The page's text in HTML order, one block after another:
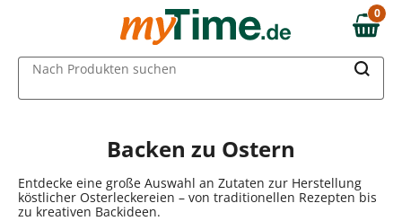
Zum Hauptinhalt springen
Zur Navigation springen
Zur Suche springen
0,00 €
0
Nach Produkten suchen
Backen zu Ostern
Entdecke eine große Auswahl an Zutaten zur Herstellung
köstlicher Osterleckereien – von traditionellen Rezepten bis
zu kreativen Backideen.